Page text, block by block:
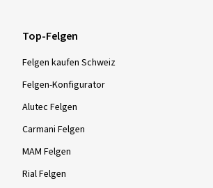
Top-Felgen
Felgen kaufen Schweiz
Felgen-Konfigurator
Alutec Felgen
Carmani Felgen
MAM Felgen
Rial Felgen